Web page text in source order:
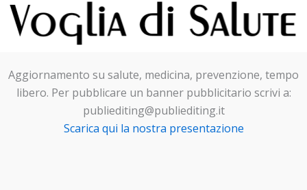
Aggiornamento su salute, medicina, prevenzione, tempo
libero. Per pubblicare un banner pubblicitario scrivi a:
publiediting@publiediting.it
Scarica qui la nostra presentazione